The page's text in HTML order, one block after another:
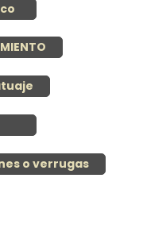
o verrugas